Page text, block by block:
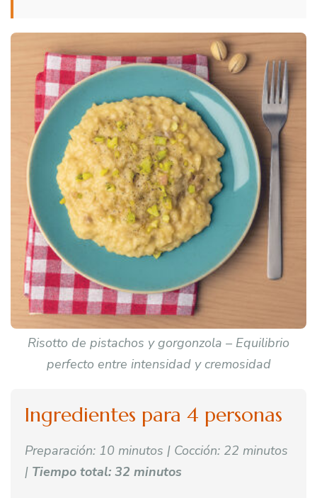
Risotto de pistachos y gorgonzola – Equilibrio
perfecto entre intensidad y cremosidad
Ingredientes para 4 personas
Preparación: 10 minutos | Cocción: 22 minutos
| Tiempo total: 32 minutos